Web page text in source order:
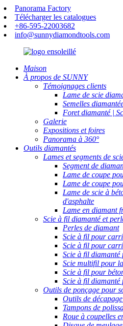
Panorama Factory
Télécharger les catalogues
+86-595-22003682
info@sunnydiamondtools.com
Maison
À propos de SUNNY
Témoignages clients
Lame de scie
Semelles
Foret diamanté |
Galerie
Expositions et foires
Panorama à 360°
Outils diamantés
Lames et segments de
Segment de
Lame de coupe
Lame de coupe
Lame de scie à
d'asphalte
Lame en diamant
Scie à fil diamanté et
Perles de diamant
Scie à fil pour
Scie à fil pour
Scie à fil diamanté
Scie multifil pour
Scie à fil pour
Scie à fil
Outils de ponçage pour
Outils de
Tampons de
Roue à coupelles